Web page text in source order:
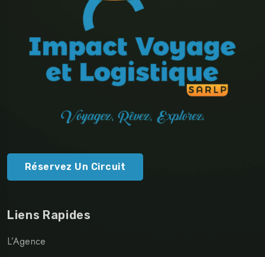
Réservez Un Circuit
Liens Rapides
L’Agence